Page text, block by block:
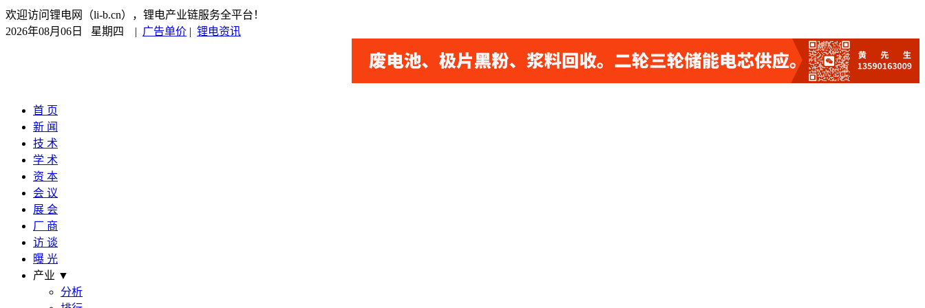
欢迎访问锂电网（li-b.cn），锂电产业链服务全平台！
2026年08月06日 星期四
| 广告单价 | 锂电资讯
首 页
新 闻
技 术
学 术
资 本
会 议
展 会
厂 商
访 谈
曝 光
产业 ▼
分析